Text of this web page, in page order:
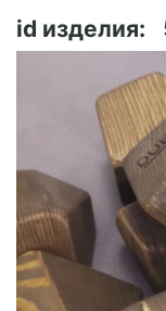
id изделия: